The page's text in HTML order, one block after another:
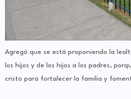
Agregó que se está proponiendo la
los hijos y de los hijos a los padres,
cristo para fortalecer la familia y